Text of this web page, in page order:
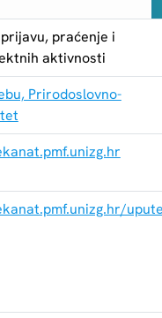
praćenje i
aktivnosti
Prirodoslovno-